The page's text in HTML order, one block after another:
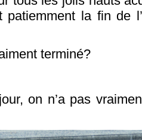
patiemment la fin de
terminé?
on n’a pas